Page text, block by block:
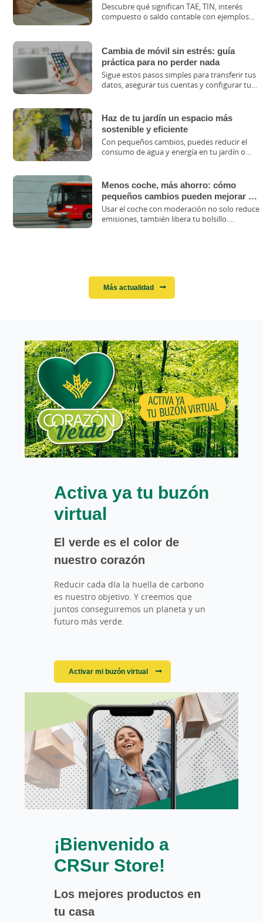
Descubre qué significan TAE, TIN, interés
compuesto o saldo contable con ejemplos
Cambia de móvil sin estrés: guía
práctica para no perder nada
Sigue estos pasos simples para transferir tus
datos, asegurar tus cuentas y configurar tu
Haz de tu jardín un espacio más
sostenible y eficiente
Con pequeños cambios, puedes reducir el
consumo de agua y energía en tu jardín o
Menos coche, más ahorro: cómo
pequeños cambios pueden mejorar tu
economía
Usar el coche con moderación no solo reduce
emisiones, también libera tu bolsillo.
Más actualidad
Activa ya tu buzón
virtual
El verde es el color de
nuestro corazón
Reducir cada día la huella de carbono
es nuestro objetivo. Y creemos que
juntos conseguiremos un planeta y un
futuro más verde.
Activar mi buzón virtual
¡Bienvenido a
CRSur Store!
Los mejores productos en
tu casa